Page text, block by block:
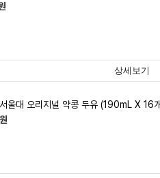
상세보기
울대 오리지널 약콩 두유 (190mL X 16
원